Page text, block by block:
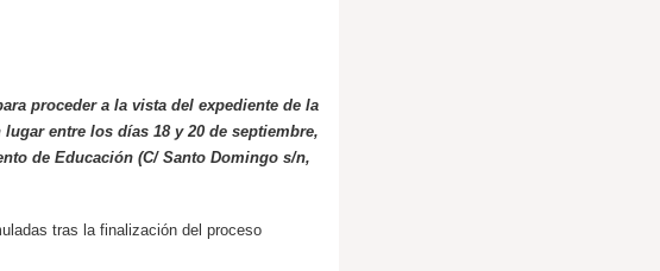
proceder a la vista del expediente de la
entre los días 18 y 20 de septiembre,
de Educación (C/ Santo Domingo s/n,
tras la finalización del proceso